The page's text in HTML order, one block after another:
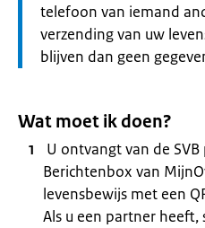
op:
telefoon van iemand
verzending van uw
blijven dan geen
Wat moet ik doen?
U ontvangt van de
Berichtenbox van
levensbewijs met een
Als u een partner